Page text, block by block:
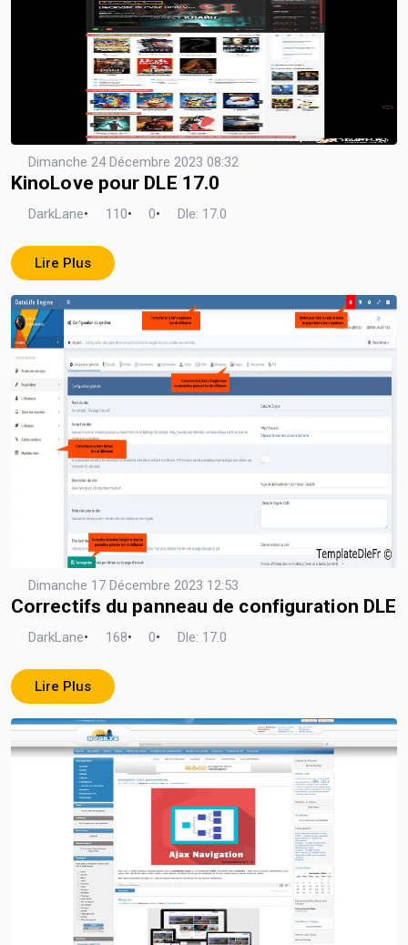
Dimanche 24 Décembre 2023 08:32
KinoLove pour DLE 17.0
DarkLane• 110• 0• Dle: 17.0
Lire Plus
Dimanche 17 Décembre 2023 12:53
Correctifs du panneau de configuration DLE
DarkLane• 168• 0• Dle: 17.0
Lire Plus